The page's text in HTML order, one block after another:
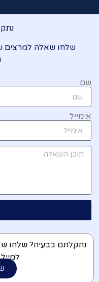
שלחו שאלה למרצים
שם
אימייל
נתקלתם בבעיה? שלחו